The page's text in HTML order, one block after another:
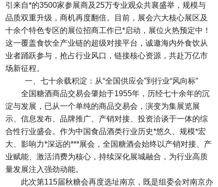
引来自*的3500家参展商及25万专业观众共襄盛举，规模与
品质双重升级，商机再度翻倍。目前，展会六大核心展区及
十余个特色专区的展位招商工作已*启动，展位火热预定中！
这一覆盖食饮全产业链的超级对接平台，诚邀海内外食饮从
业者踊跃参与，抢占行业风口，链接核心资源，共赴万亿市
场新征程。
一、七十余载积淀：从“全国供应会”到行业“风向标”
全国糖酒商品交易会肇始于1955年，历经七十余年的沉
淀与发展，已从一个单纯的商品交易会，演变为集展览展
示、信息发布、品牌推广、产销对接、投资洽谈于一体的综
合性行业盛会。作为中国食品酒类行业历史*悠久、规模*宏
大、影响力*深远的***展会，全国糖酒会始终以产销对接、产
业赋能、激活消费为核心，持续深化展城融合，为行业高质
量发展注入强劲动能。
此次第115届秋糖会再度选址南京，既是组委会对南京办